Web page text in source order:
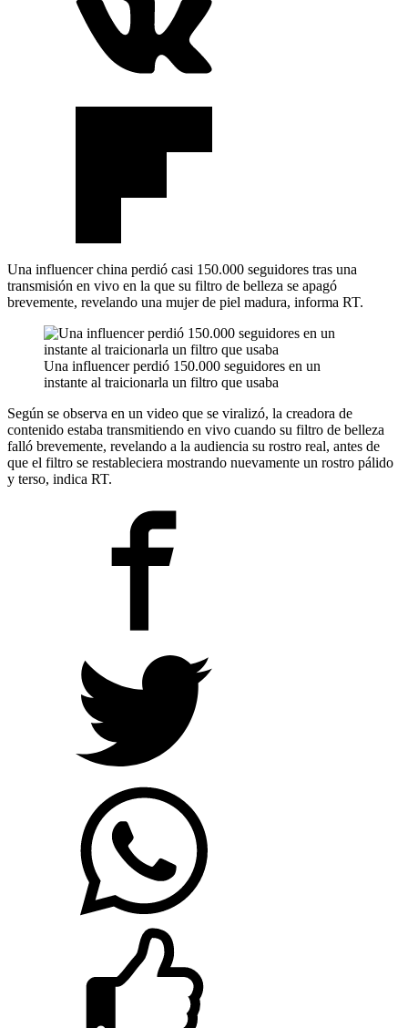
Una influencer china perdió casi 150.000 seguidores tras una
transmisión en vivo en la que su filtro de belleza se apagó
brevemente, revelando una mujer de piel madura, informa RT.
Una influencer perdió 150.000 seguidores en un
instante al traicionarla un filtro que usaba
Según se observa en un video que se viralizó, la creadora de
contenido estaba transmitiendo en vivo cuando su filtro de belleza
falló brevemente, revelando a la audiencia su rostro real, antes de
que el filtro se restableciera mostrando nuevamente un rostro pálido
y terso, indica RT.